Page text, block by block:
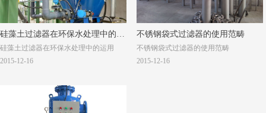
硅藻土过滤器在环保水处理中的运
用
硅藻土过滤器在环保水处理中的运用
2015-12-16
不锈钢袋式过滤器的使用范畴
不锈钢袋式过滤器的使用范畴
2015-12-16